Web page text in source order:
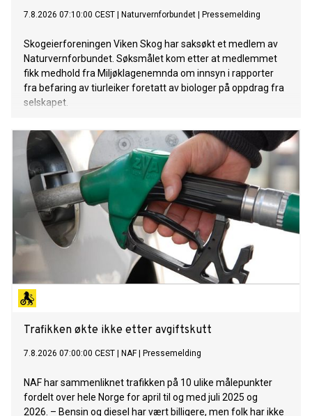
7.8.2026 07:10:00 CEST Naturvernforbundet Pressemelding
Skogeierforeningen Viken Skog har saksøkt et medlem av
Naturvernforbundet. Søksmålet kom etter at medlemmet
fikk medhold fra Miljøklagenemnda om innsyn i rapporter
fra befaring av tiurleiker foretatt av biologer på oppdrag fra
selskapet.
Trafikken økte ikke etter avgiftskutt
7.8.2026 07:00:00 CEST NAF| Pressemelding
NAF har sammenliknet trafikken på 10 ulike målepunkter
fordelt over hele Norge for april til og med juli 2025 og
2026. – Bensin og diesel har vært billigere, men folk har ikke